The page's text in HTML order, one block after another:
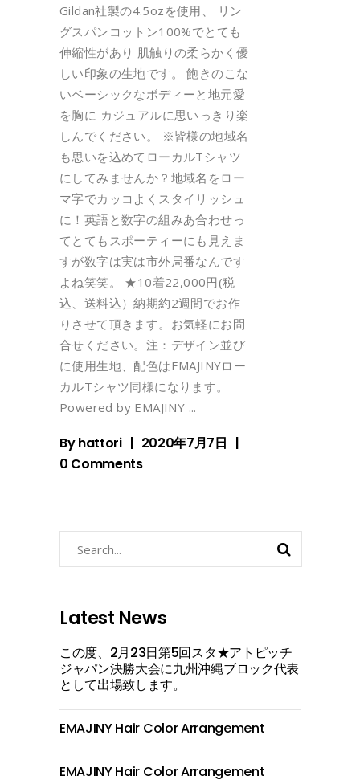
Gildan社製の4.5ozを使用、 リン
グスパンコットン100%でとても
伸縮性があり 肌触りの柔らかく優
しい印象の生地です。 飽きのこな
いベーシックなボディーと地元愛
を胸に カジュアルに思いっきり楽
しんでください。 ※皆様の地域名
も思いを込めてローカルTシャツ
にしてみませんか？地域名をロー
マ字でカッコよくスタイリッシュ
に！英語と数字の組みあ合わせっ
てとてもスポーティーにも見えま
すが数字は実は市外局番なんです
よね笑笑。 ★10着22,000円(税
込、送料込）納期約2週間でお作
りさせて頂きます。お気軽にお問
合せください。注：デザイン並び
に使用生地、配色はEMAJINYロー
カルTシャツ同様になります。
Powered by EMAJINY
Byhattori
2020年7月7日
0 Comments
Latest News
この度、2月23日第5回スタ★アトピッチ
ジャパン決勝大会に九州沖縄ブロック代表
として出場致します。
EMAJINY Hair Color Arrangement
EMAJINY Hair Color Arrangement